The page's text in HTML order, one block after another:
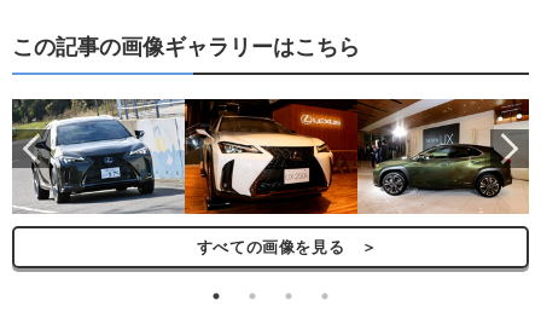
この記事の画像ギャラリーはこちら
すべての画像を見る ＞